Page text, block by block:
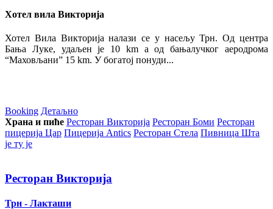
Хотел вила Викторија
Хотел Вила Викторија налази се у насељу Трн. Од центра
Бања Луке, удаљен је 10 km а од бањалучког аеродрома
“Маховљани” 15 km. У богатој понуди...
Booking Детаљно
Храна и пиће Ресторан Викторија Ресторан Боми Ресторан
пицерија Цар Пицерија Аntics Ресторан Стела Пивница Шта
је ту је
Ресторан Викторија
Трн - Лакташи